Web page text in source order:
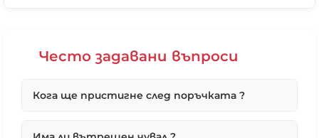
Често задавани въпроси
Кога ще пристигне след поръчката ?